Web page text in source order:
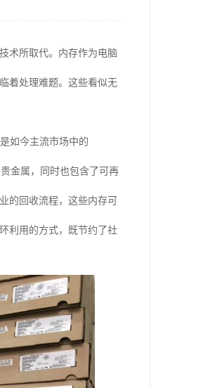
术所取代。内存作为电脑
着处理难题。这些看似无
如今主流市场中的
金属，同时也包含了可再
的回收流程，这些内存可
利用的方式，既节约了社